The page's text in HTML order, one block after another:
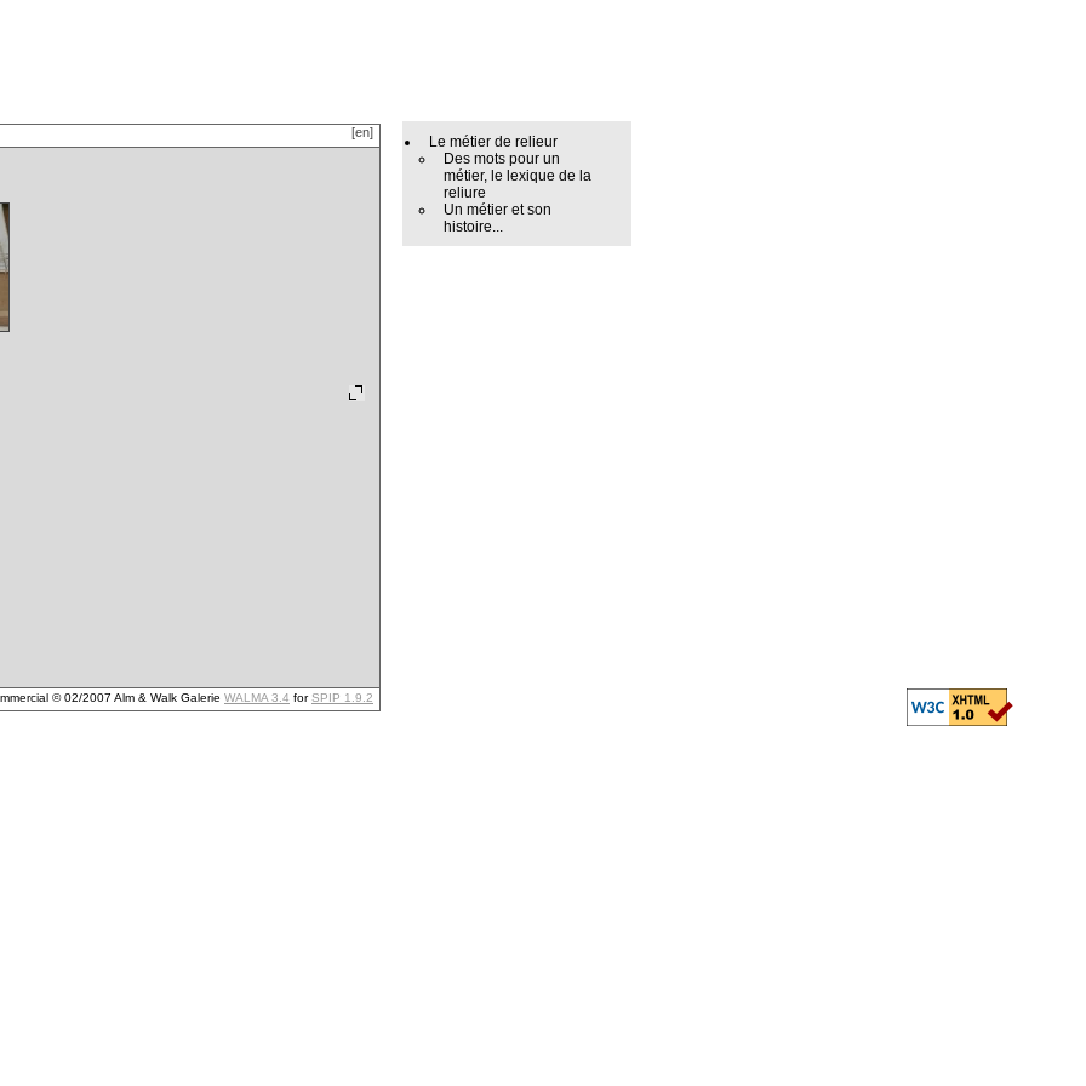
Le métier de relieur
Des mots pour un
métier, le lexique de la
reliure
Un métier et son
histoire...
[en]
© 02/2007 Alm & Walk Galerie WALMA 3.4 forSPIP 1.9.2